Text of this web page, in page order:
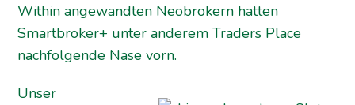
Within angewandten Neobrokern hatten
Smartbroker+ unter anderem Traders Place
nachfolgende Nase vorn.
Unser